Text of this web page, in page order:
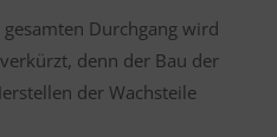
Durchgang wird
denn der Bau der
der Wachsteile